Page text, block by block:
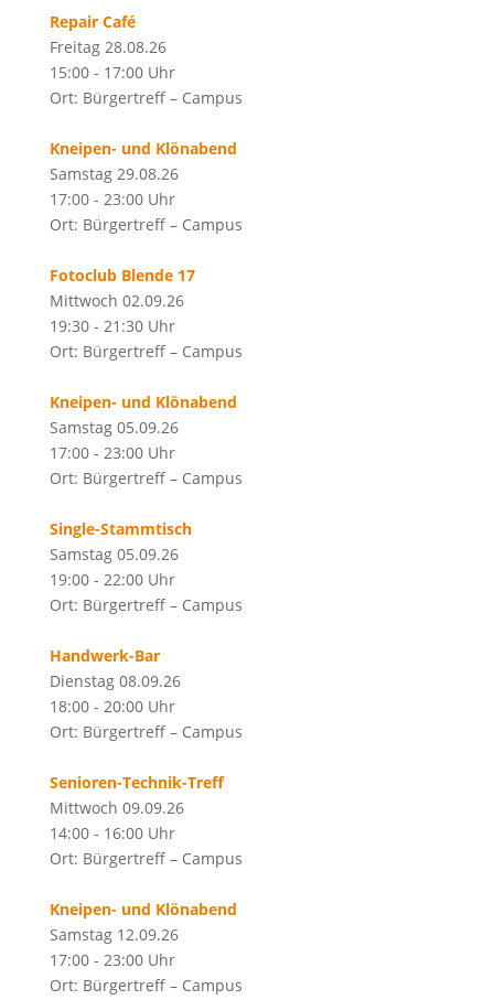
Repair Café
Freitag 28.08.26
15:00 - 17:00 Uhr
Ort: Bürgertreff – Campus
Kneipen- und Klönabend
Samstag 29.08.26
17:00 - 23:00 Uhr
Ort: Bürgertreff – Campus
Fotoclub Blende 17
Mittwoch 02.09.26
19:30 - 21:30 Uhr
Ort: Bürgertreff – Campus
Kneipen- und Klönabend
Samstag 05.09.26
17:00 - 23:00 Uhr
Ort: Bürgertreff – Campus
Single-Stammtisch
Samstag 05.09.26
19:00 - 22:00 Uhr
Ort: Bürgertreff – Campus
Handwerk-Bar
Dienstag 08.09.26
18:00 - 20:00 Uhr
Ort: Bürgertreff – Campus
Senioren-Technik-Treff
Mittwoch 09.09.26
14:00 - 16:00 Uhr
Ort: Bürgertreff – Campus
Kneipen- und Klönabend
Samstag 12.09.26
17:00 - 23:00 Uhr
Ort: Bürgertreff – Campus